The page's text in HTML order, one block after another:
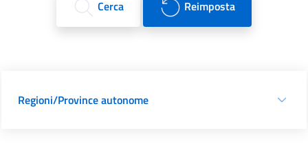
Cerca Reimposta
Regioni/Province autonome